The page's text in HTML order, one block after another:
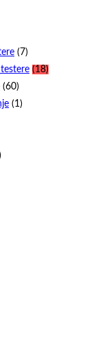
(7)
(18)
(60)
(1)